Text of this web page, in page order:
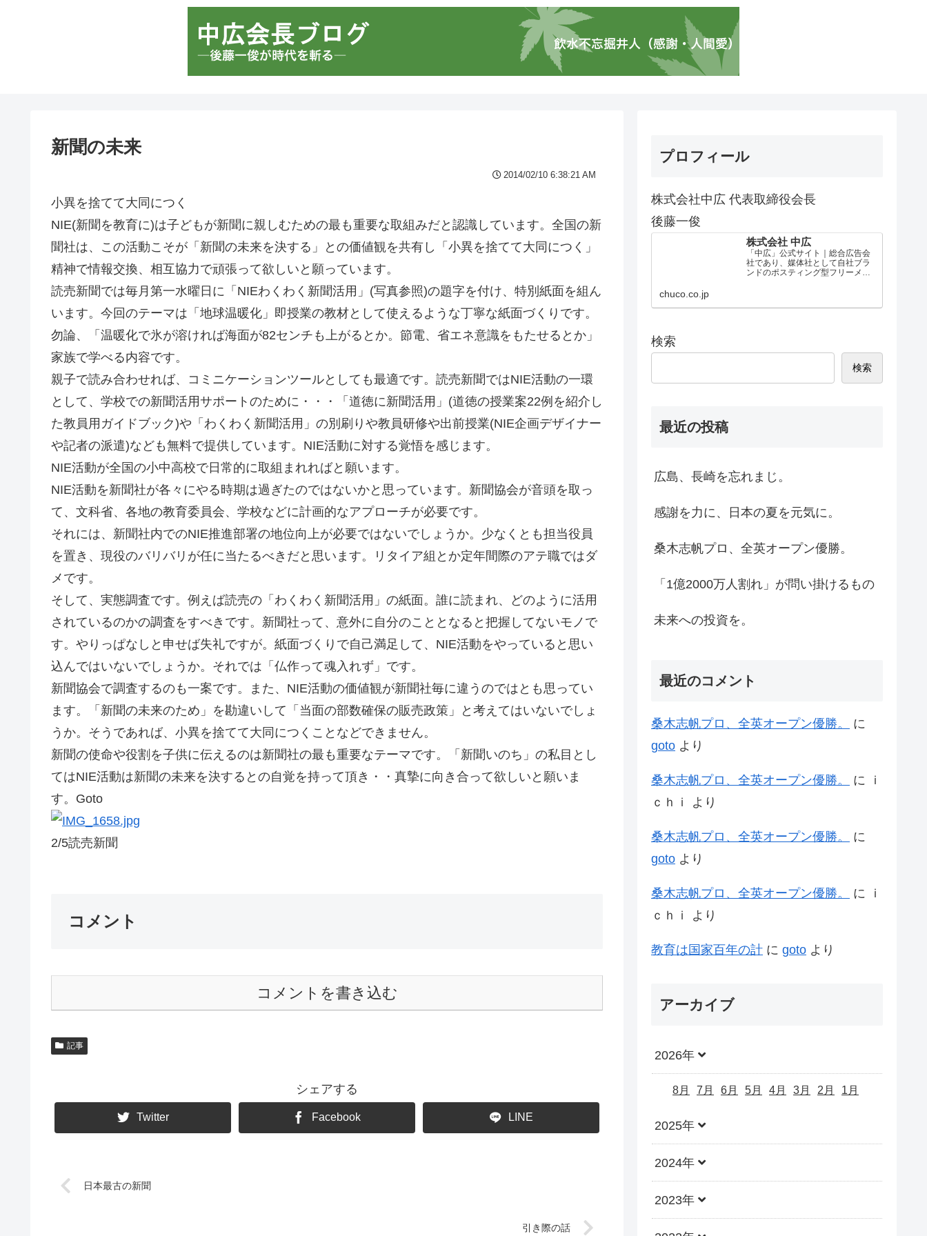
新聞の未来
2014/02/10 6:38:21 AM
小異を捨てて大同につく
NIE(新聞を教育に)は子どもが新聞に親しむための最も重要な取組みだと認識しています。全国の新
聞社は、この活動こそが「新聞の未来を決する」との価値観を共有し「小異を捨てて大同につく」
精神で情報交換、相互協力で頑張って欲しいと願っています。
読売新聞では毎月第一水曜日に「NIEわくわく新聞活用」(写真参照)の題字を付け、特別紙面を組ん
います。今回のテーマは「地球温暖化」即授業の教材として使えるような丁寧な紙面づくりです。
勿論、「温暖化で氷が溶ければ海面が82センチも上がるとか。節電、省エネ意識をもたせるとか」
家族で学べる内容です。
親子で読み合わせれば、コミニケーションツールとしても最適です。読売新聞ではNIE活動の一環
として、学校での新聞活用サポートのために・・・「道徳に新聞活用」(道徳の授業案22例を紹介し
た教員用ガイドブック)や「わくわく新聞活用」の別刷りや教員研修や出前授業(NIE企画デザイナー
や記者の派遣)なども無料で提供しています。NIE活動に対する覚悟を感じます。
NIE活動が全国の小中高校で日常的に取組まれればと願います。
NIE活動を新聞社が各々にやる時期は過ぎたのではないかと思っています。新聞協会が音頭を取っ
て、文科省、各地の教育委員会、学校などに計画的なアプローチが必要です。
それには、新聞社内でのNIE推進部署の地位向上が必要ではないでしょうか。少なくとも担当役員
を置き、現役のバリバリが任に当たるべきだと思います。リタイア組とか定年間際のアテ職ではダ
メです。
そして、実態調査です。例えば読売の「わくわく新聞活用」の紙面。誰に読まれ、どのように活用
されているのかの調査をすべきです。新聞社って、意外に自分のこととなると把握してないモノで
す。やりっぱなしと申せば失礼ですが。紙面づくりで自己満足して、NIE活動をやっていると思い
込んではいないでしょうか。それでは「仏作って魂入れず」です。
新聞協会で調査するのも一案です。また、NIE活動の価値観が新聞社毎に違うのではとも思ってい
ます。「新聞の未来のため」を勘違いして「当面の部数確保の販売政策」と考えてはいないでしょ
うか。そうであれば、小異を捨てて大同につくことなどできません。
新聞の使命や役割を子供に伝えるのは新聞社の最も重要なテーマです。「新聞いのち」の私目とし
てはNIE活動は新聞の未来を決するとの自覚を持って頂き・・真摯に向き合って欲しいと願いま
す。Goto
2/5読売新聞
コメント
コメントを書き込む
記事
シェアする
Twitter Facebook LINE
日本最古の新聞
引き際の話
プロフィール
株式会社中広 代表取締役会長
後藤一俊
株式会社 中広
「中広」公式サイト｜総合広告会
社であり、媒体社として自社ブラ
ンドのポスティング型フリーメデ
chuco.co.jp
検索
検索
最近の投稿
広島、長崎を忘れまじ。
感謝を力に、日本の夏を元気に。
桑木志帆プロ、全英オープン優勝。
「1億2000万人割れ」が問い掛けるもの
未来への投資を。
最近のコメント
桑木志帆プロ、全英オープン優勝。
に
goto より
桑木志帆プロ、全英オープン優勝。 に
ｉ
ｃｈｉ
より
桑木志帆プロ、全英オープン優勝。
に
goto より
桑木志帆プロ、全英オープン優勝。 に
ｉ
ｃｈｉ
より
教育は国家百年の計 に goto より
アーカイブ
2026年
8月 7月 6月 5月 4月 3月 2月 1月
2025年
2024年
2023年